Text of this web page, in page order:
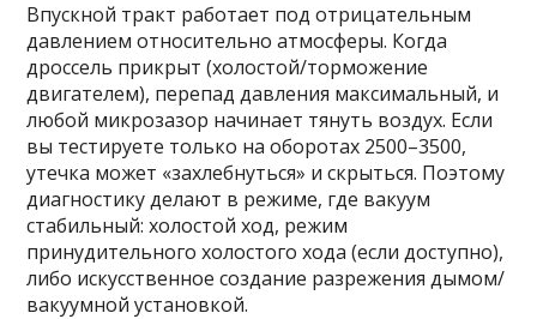
Впускной тракт работает под отрицательным
давлением относительно атмосферы. Когда
дроссель прикрыт (холостой/торможение
двигателем), перепад давления максимальный, и
любой микрозазор начинает тянуть воздух. Если
вы тестируете только на оборотах 2500–3500,
утечка может «захлебнуться» и скрыться. Поэтому
диагностику делают в режиме, где вакуум
стабильный: холостой ход, режим
принудительного холостого хода (если доступно),
либо искусственное создание разрежения дымом/
вакуумной установкой.